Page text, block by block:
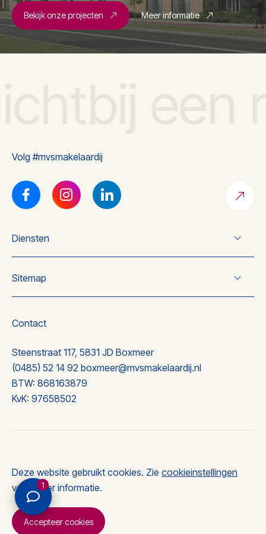
Bekijk onze projecten Meer informatie
Diensten
Koop
Taxatie
Sitemap
Wonen
Ervaringen
Contact
Contact
Steenstraat 117, 5831 JD Boxmeer
(0485) 52 14 92 boxmeer@mvsmakelaardij.nl
BTW: 868163879
KvK: 97658502
Volg #mvsmakelaardij
Privacyverklaring
Deze website gebruikt cookies. Zie cookieinstellingen
voor meer informatie.
Accepteer cookies
1